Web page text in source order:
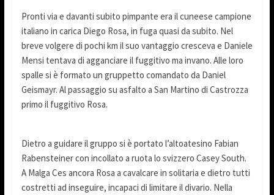
Pronti via e davanti subito pimpante era il cuneese campione
italiano in carica Diego Rosa, in fuga quasi da subito. Nel
breve volgere di pochi km il suo vantaggio cresceva e Daniele
Mensi tentava di agganciare il fuggitivo ma invano. Alle loro
spalle si è formato un gruppetto comandato da Daniel
Geismayr. Al passaggio su asfalto a San Martino di Castrozza
primo il fuggitivo Rosa.
Dietro a guidare il gruppo si è portato l’altoatesino Fabian
Rabensteiner con incollato a ruota lo svizzero Casey South.
A Malga Ces ancora Rosa a cavalcare in solitaria e dietro tutti
costretti ad inseguire, incapaci di limitare il divario. Nella